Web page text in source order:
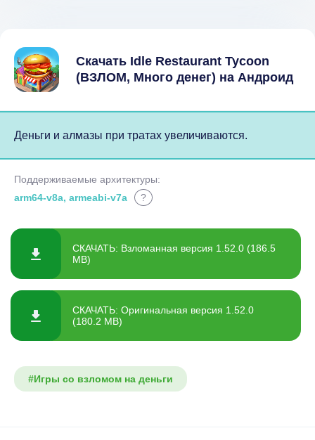
Скачать Idle Restaurant Tycoon
(ВЗЛОМ, Много денег) на Андроид
Деньги и алмазы при тратах увеличиваются.
Поддерживаемые архитектуры:
arm64-v8a, armeabi-v7a
?
СКАЧАТЬ: Взломанная версия 1.52.0 (186.5
MB)
СКАЧАТЬ: Оригинальная версия 1.52.0
(180.2 MB)
#Игры со взломом на деньги